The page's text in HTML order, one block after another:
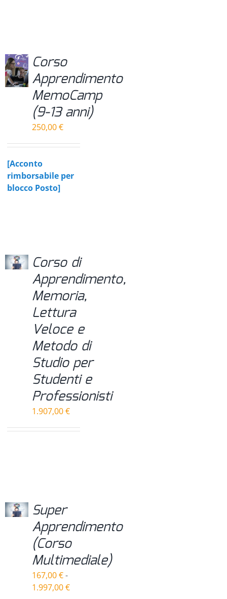
Corso
Apprendimento
MemoCamp
(9-13 anni)
250,00€
[Acconto
rimborsabile per
blocco Posto]
Corso di
Apprendimento,
Memoria,
Lettura
Veloce e
Metodo di
Studio per
Studenti e
Professionisti
1.907,00€
Super
Apprendimento
(Corso
Multimediale)
167,00€ -
1.997,00€Fascia